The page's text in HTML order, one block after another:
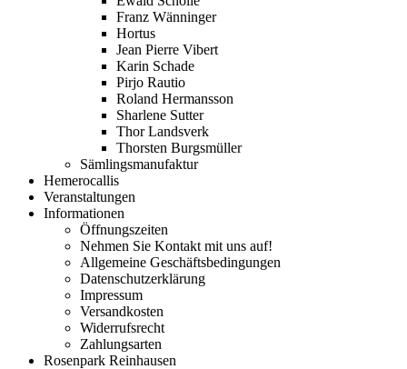
Franz Wänninger
Hortus
Jean Pierre Vibert
Karin Schade
Pirjo Rautio
Roland Hermansson
Sharlene Sutter
Thor Landsverk
Thorsten Burgsmüller
Sämlingsmanufaktur
Hemerocallis
Veranstaltungen
Informationen
Öffnungszeiten
Nehmen Sie Kontakt mit uns auf!
Allgemeine Geschäftsbedingungen
Datenschutzerklärung
Impressum
Versandkosten
Widerrufsrecht
Zahlungsarten
Rosenpark Reinhausen